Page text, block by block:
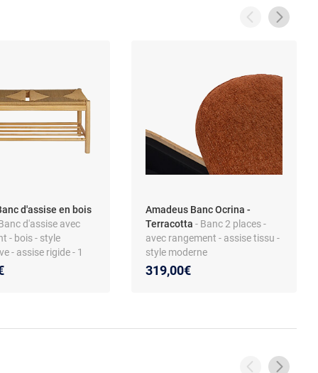
d'assise en bois
d'assise avec
- bois - style
- assise rigide - 1
Amadeus Banc Ocrina -
Terracotta- Banc 2 places -
avec rangement - assise tissu -
style moderne
319,00€